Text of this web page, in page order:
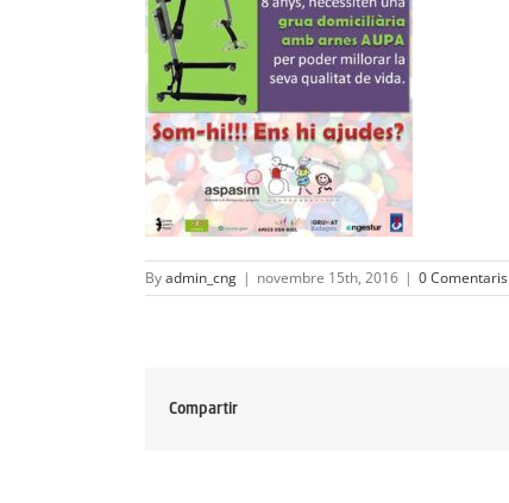
Byadmin_cng | novembre 15th, 2016 | 0 Comentaris
Compartir